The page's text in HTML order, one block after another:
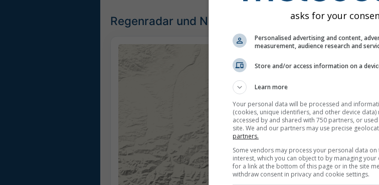
Regenradar und Niederschlagsvorhersage,
asks for your
Personalised advertising and content,
measurement, audience research and
Store and/or access information on a
Learn more
Your personal data will be processed and
(cookies, unique identifiers, and other device data)
accessed by and shared with 750 partners, or
site. We and our partners may use precise
partners.
Some vendors may process your personal data
interest, which you can object to by managing
for a link at the bottom of this page or in the site
withdraw consent in privacy and cookie settings.